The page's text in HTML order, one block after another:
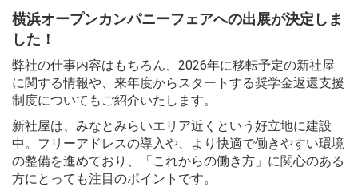
横浜オープンカンパニーフェアへの出展が決定しま
した！
弊社の仕事内容はもちろん、 2026年に移転予定の新社屋
に関する情報や、来年度からスタートする奨学金返還支援
制度についてもご紹介いたします。
新社屋は、みなとみらいエリア近くという好立地に建設
中。フリーアドレスの導入や、より快適で働きやすい環境
の整備を進めており、「これからの働き方」に関心のある
方にとっても注目のポイントです。